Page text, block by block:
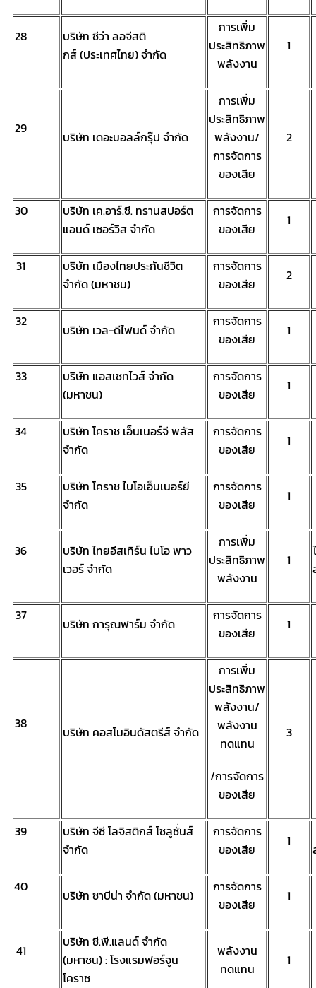
28
บริษัท ซีว่า ลอจีสติ
กส์ (ประเทศไทย) จำกัด
การเพิ่ม
ประสิทธิภาพ
พลังงาน
1
29
บริษัท เดอะมอลล์กรุ๊ป จำกัด
การเพิ่ม
ประสิทธิภาพ
พลังงาน/
การจัดการ
ของเสีย
2
30
บริษัท เค.อาร์.ซี. ทรานสปอร์ต
แอนด์ เซอร์วิส จำกัด
การจัดการ
ของเสีย
1
31
บริษัท เมืองไทยประกันชีวิต
จำกัด (มหาชน)
การจัดการ
ของเสีย
2
32
บริษัท เวล-ดีไฟนด์ จำกัด
การจัดการ
ของเสีย
1
33
บริษัท แอสเซทไวส์ จำกัด
(มหาชน)
การจัดการ
ของเสีย
1
34
บริษัท โคราช เอ็นเนอร์จี พลัส
จำกัด
การจัดการ
ของเสีย
1
35
บริษัท โคราช ไบโอเอ็นเนอร์ยี
จำกัด
การจัดการ
ของเสีย
1
36
บริษัท ไทยอีสเทิร์น ไบโอ พาว
เวอร์ จำกัด
การเพิ่ม
ประสิทธิภาพ
พลังงาน
1
37
บริษัท การุณฟาร์ม จำกัด
การจัดการ
ของเสีย
1
38
บริษัท คอสโมอินดัสตรีส์ จำกัด
การเพิ่ม
ประสิทธิภาพ
พลังงาน/
พลังงาน
ทดแทน
/การจัดการ
ของเสีย
3
39
บริษัท จีซี โลจิสติกส์ โซลูชั่นส์
จำกัด
การจัดการ
ของเสีย
1
40
บริษัท ซาบีน่า จำกัด (มหาชน)
การจัดการ
ของเสีย
1
41
บริษัท ซี.พี.แลนด์ จำกัด
(มหาชน) : โรงแรมฟอร์จูน
โคราช
พลังงาน
ทดแทน
1